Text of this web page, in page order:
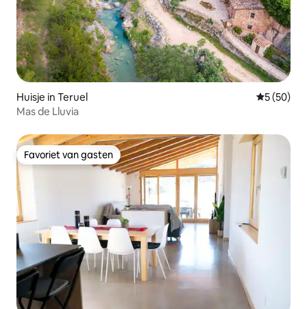
Huisje in Teruel
5 (50)
Mas de Lluvia
Favoriet van gasten
Favoriet van gasten